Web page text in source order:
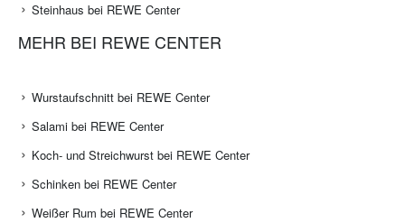
Steinhaus bei REWE Center
MEHR BEI REWE CENTER
Wurstaufschnitt bei REWE Center
Salami bei REWE Center
Koch- und Streichwurst bei REWE Center
Schinken bei REWE Center
Weißer Rum bei REWE Center